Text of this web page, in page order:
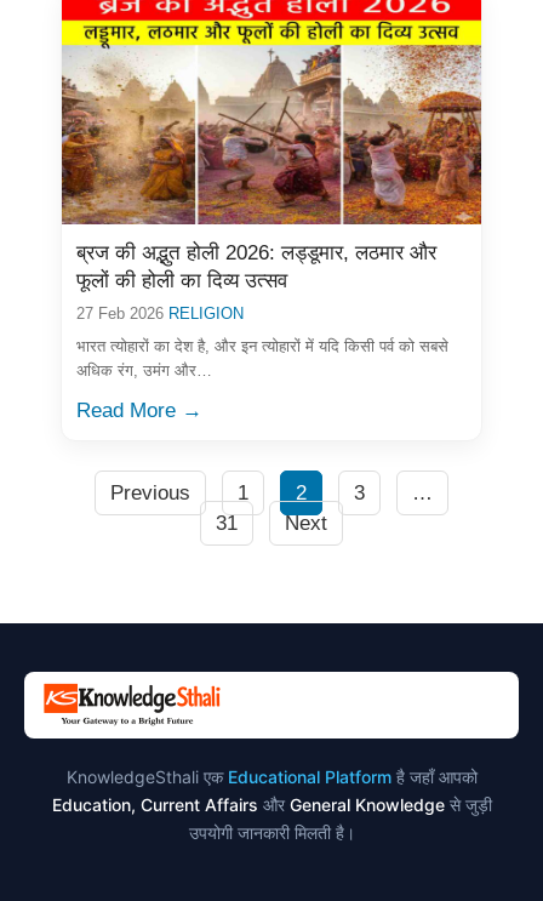
ब्रज की अद्भुत होली 2026: लड्डूमार, लठमार और
फूलों की होली का दिव्य उत्सव
27 Feb 2026 RELIGION
भारत त्योहारों का देश है, और इन त्योहारों में यदि किसी पर्व को सबसे
अधिक रंग, उमंग और…
Read More →
Previous 1 2 3
…
31
Next
KnowledgeSthali एक Educational Platformहै जहाँ आपको
Education, Current Affairs और General Knowledgeसे जुड़ी
उपयोगी जानकारी मिलती है।